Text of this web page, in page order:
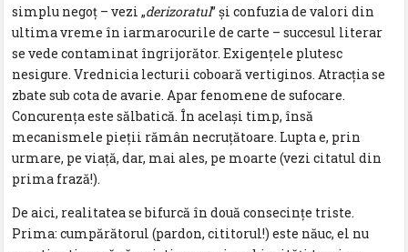
simplu negoț – vezi „derizoratul” și confuzia de valori din
ultima vreme în iarmarocurile de carte – succesul literar
se vede contaminat îngrijorător. Exigențele plutesc
nesigure. Vrednicia lecturii coboară vertiginos. Atracția se
zbate sub cota de avarie. Apar fenomene de sufocare.
Concurența este sălbatică. În același timp, însă
mecanismele pieții rămân necruțătoare. Lupta e, prin
urmare, pe viață, dar, mai ales, pe moarte (vezi citatul din
prima frază!).
De aici, realitatea se bifurcă în două consecințe triste.
Prima: cumpărătorul (pardon, cititorul!) este năuc, el nu